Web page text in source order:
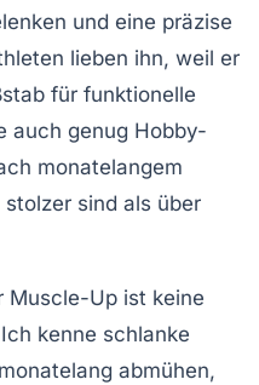
und eine präzise
lieben ihn, weil er
für funktionelle
auch genug Hobby-
monatelangem
sind als über
Muscle-Up ist keine
kenne schlanke
abmühen,